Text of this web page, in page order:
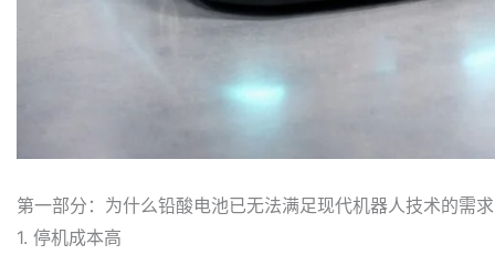
第一部分：为什么铅酸电池已无法满足现代机器人技术的需求
1. 停机成本高